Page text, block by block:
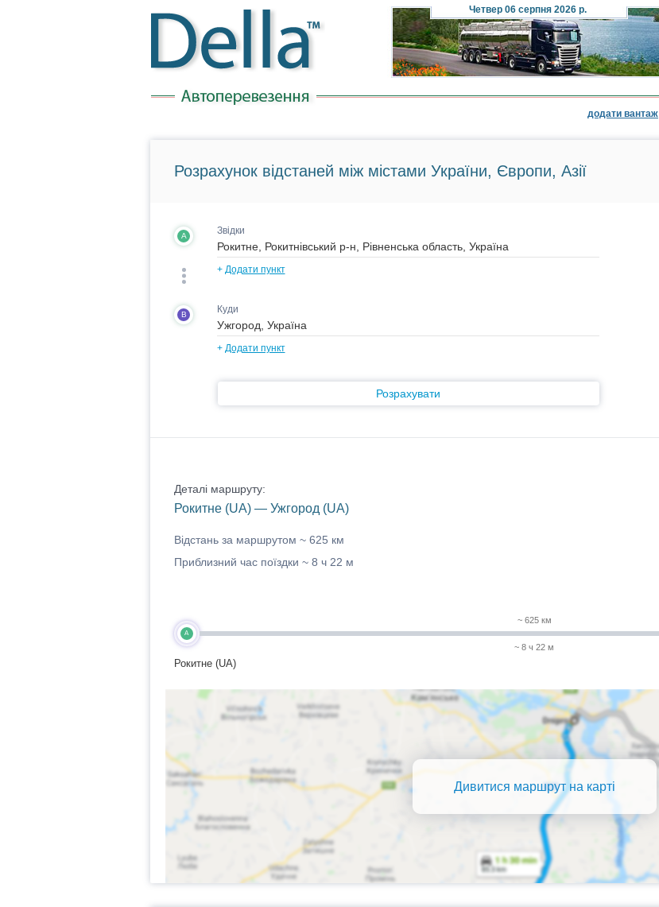
Четвер 06 серпня 2026 р.
додати вантаж
Розрахунок відстаней між містами України, Європи, Азії
A Звідки
+ Додати пункт
B Куди
+ Додати пункт
Розрахувати
Деталі маршруту:
Рокитне (UA) — Ужгород (UA)
Відстань за маршрутом ~ 625 км
Приблизний час поїздки ~ 8 ч 22 м
A
Рокитне (UA)
~ 625 км
~ 8 ч 22 м
Дивитися маршрут на карті